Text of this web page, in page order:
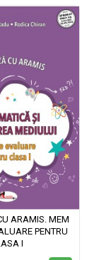
ARAMIS. MEM
PENTRU
I